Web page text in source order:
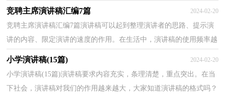
前，可以先参考范文，以下是小编整理的《身边的感动...
竞聘主席演讲稿汇编7篇 2024-02-20
竞聘主席演讲稿汇编7篇演讲稿可以起到整理演讲者的思路、提示演
讲的内容、限定演讲的速度的作用。在生活中，演讲稿的使用频率越
小学演讲稿(15篇) 2024-02-20
小学演讲稿(15篇)演讲稿要求内容充实，条理清楚，重点突出。在当
下社会，演讲稿对我们的作用越来越大，大家知道演讲稿的格式吗？